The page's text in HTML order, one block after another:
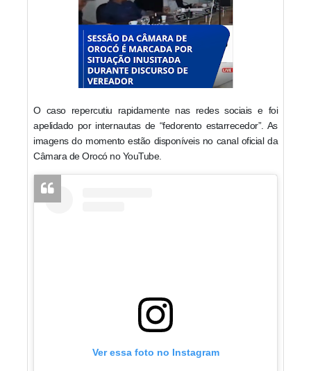
O caso repercutiu rapidamente nas redes sociais e foi
apelidado por internautas de “fedorento estarrecedor”. As
imagens do momento estão disponíveis no canal oficial da
Câmara de Orocó no YouTube.
Ver essa foto no Instagram